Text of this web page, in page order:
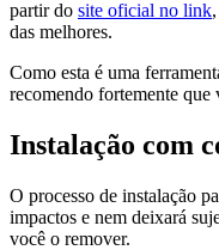
partir do site oficial no link
das melhores.
Como esta é uma
recomendo fortemente que
Instalação com
O processo de instalação
impactos e nem deixará
você o remover.